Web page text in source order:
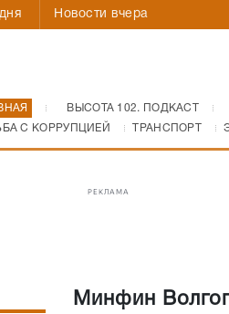
Новости вчера
ВЫСОТА 102. ПОДКАСТ
С КОРРУПЦИЕЙ
ТРАНСПОРТ
РЕКЛАМА
Минфин